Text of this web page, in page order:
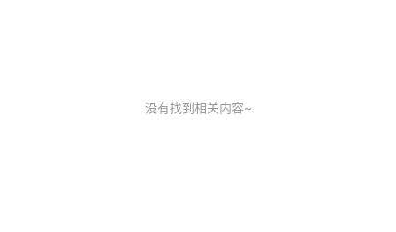
没有找到相关内容~